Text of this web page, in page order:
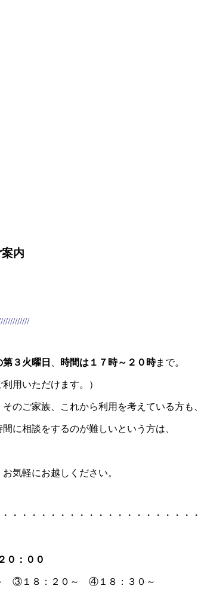
内
３火曜日 時間は１７時～２０時まで。
用いただけます。）
のご家族、これから利用を考えている方も、
に相談をするのが難しいという方は、
気軽にお越しください。
・・・・・・・・・・・・・・・・・・
０：００
③１８：２０～ ④１８：３０～